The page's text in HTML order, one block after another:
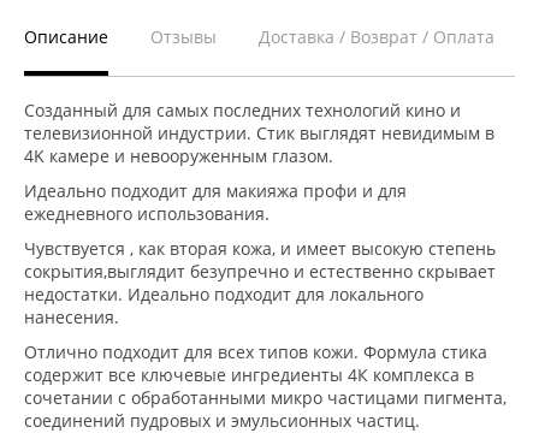
Описание Отзывы Доставка / Возврат / Оплата
Созданный для самых последних технологий кино и
телевизионной индустрии. Стик выглядят невидимым в
4K камере и невооруженным глазом.
Идеально подходит для макияжа профи и для
ежедневного использования.
Чувствуется , как вторая кожа, и имеет высокую степень
сокрытия,выглядит безупречно и естественно скрывает
недостатки. Идеально подходит для локального
нанесения.
Отлично подходит для всех типов кожи. Формула стика
содержит все ключевые ингредиенты 4К комплекса в
сочетании с обработанными микро частицами пигмента,
соединений пудровых и эмульсионных частиц.